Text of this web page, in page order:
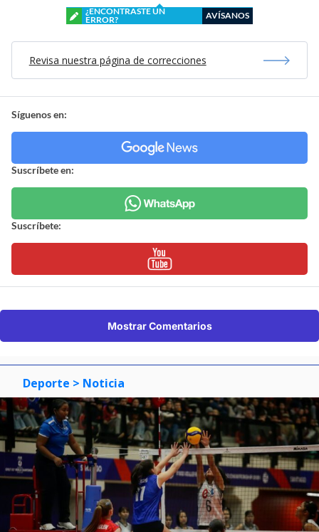
¿ENCONTRASTE UN
ERROR?
AVÍSANOS
Revisa nuestra página de correcciones
Síguenos en:
Suscríbete en:
Suscríbete:
Mostrar Comentarios
Deporte > Noticia